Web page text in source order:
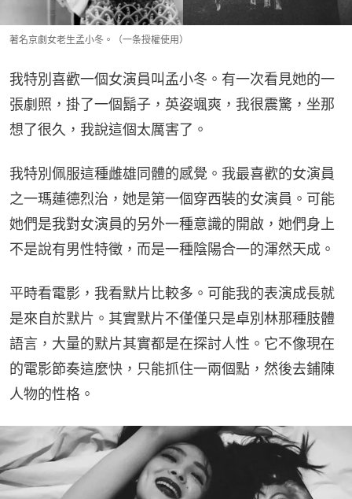
著名京劇女老生孟小冬。（一条授權使用）
我特別喜歡一個女演員叫孟小冬。有一次看見她的一
張劇照，掛了一個鬍子，英姿颯爽，我很震驚，坐那
想了很久，我說這個太厲害了。
我特別佩服這種雌雄同體的感覺。我最喜歡的女演員
之一瑪蓮德烈治，她是第一個穿西裝的女演員。可能
她們是我對女演員的另外一種意識的開啟，她們身上
不是說有男性特徵，而是一種陰陽合一的渾然天成。
平時看電影，我看默片比較多。可能我的表演成長就
是來自於默片。其實默片不僅僅只是卓別林那種肢體
語言，大量的默片其實都是在探討人性。它不像現在
的電影節奏這麼快，只能抓住一兩個點，然後去鋪陳
人物的性格。